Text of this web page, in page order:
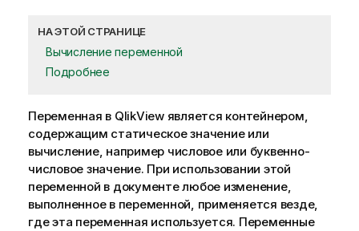
НА ЭТОЙ СТРАНИЦЕ
Вычисление переменной
Подробнее
Переменная в QlikViewявляется контейнером,
содержащим статическое значение или
вычисление, например числовое или буквенно-
числовое значение. При использовании этой
переменной в документе любое изменение,
выполненное в переменной, применяется везде,
где эта переменная используется. Переменные